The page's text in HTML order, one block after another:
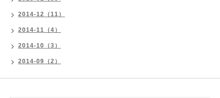
2014-12（11）
2014-11（4）
2014-10（3）
2014-09（2）